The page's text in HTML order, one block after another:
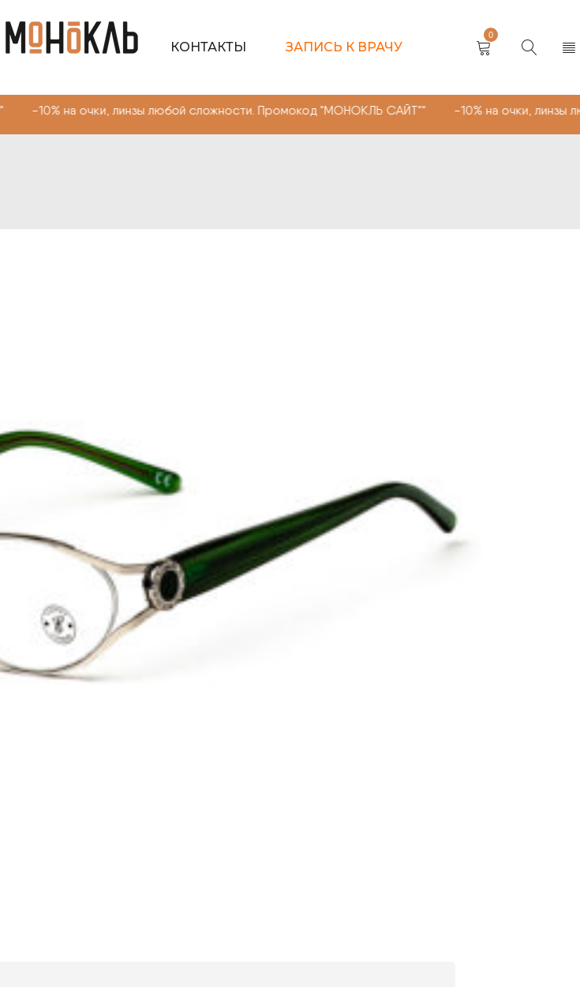
КОНТАКТЫ ЗАПИСЬ К ВРАЧУ
0
линзы любой сложности. Промокод "МОНОКЛЬ САЙТ"" -10% на очки, линзы